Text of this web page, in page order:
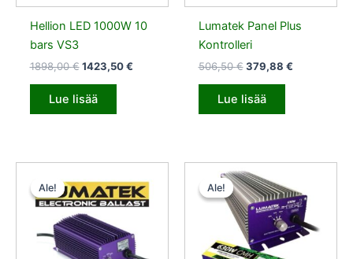
Hellion LED 1000W 10
bars VS3
1898,00€ 1423,50€
Lue lisää
Lumatek Panel Plus
Kontrolleri
506,50€ 379,88 €
Lue lisää
Ale!
Ale!
hinta
oli:
151,00 €.
hinta
on:
113,25 €.
Ale!
Ale!
Alkuperäinen
hinta
oli:
404,00 €.
on:
303,00 €.